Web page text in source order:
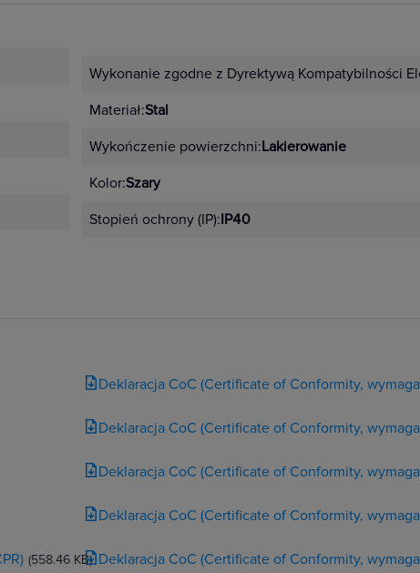
Wykonanie zgodne z Dyrektywą Kompatybilności
Materiał:Stal
Wykończenie powierzchni:Lakierowanie
Kolor:Szary
Stopień ochrony (IP):IP40
(558.46 KB)
Deklaracja CoC (Certificate of Conformity,
Deklaracja CoC (Certificate of Conformity,
Deklaracja CoC (Certificate of Conformity,
Deklaracja CoC (Certificate of Conformity,
Deklaracja CoC (Certificate of Conformity,